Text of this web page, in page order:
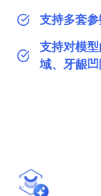
支持多套
支持对模
域、牙龈凹